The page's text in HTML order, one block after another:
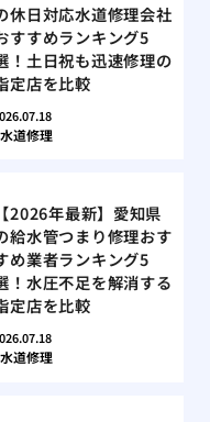
休日対応水道修理会社
すすめランキング5
！土日祝も迅速修理の
定店を比較
水道修理
【2026年最新】愛知県
給水管つまり修理おす
め業者ランキング5
！水圧不足を解消する
定店を比較
水道修理